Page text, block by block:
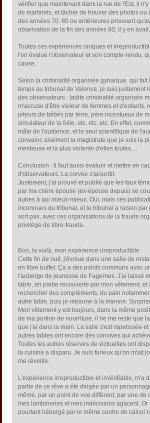
vérifier que maintenant dans la rue de l'Est, il
de martinets, et tâcher de trouver des photos ou
des années 70, 80 ou antérieures prouvant
observation de la fin des années 80, il y en avait.
Toutes ces expériences uniques et
l'on évalue l'observateur et son compte-rendu,
cause.
Selon la criminalité organisée gynarque qui fait
temps au tribunal de Valence, je suis justement
des observateurs : ladite criminalité organisée
m'accuse d'être violeur de femmes et d'enfants,
jeteurs de bébés par terre, père incestueux de
simulateur de la folie, etc. etc. etc. En effet,
mâle de l'audience, et le seul scientifique de
convainc aisément la magistrate que je suis la
menteuse et la plus violente d'elles toutes....
Conclusion : il faut aussi évaluer et mettre en
d'observateurs. La corvée s'alourdit.
Justement, j'ai prouvé et publié que les faux
par ma chère épouse (ex-épouse depuis) se
autres à qui mieux-mieux. Oui, mais ces
inconnues du tribunal, et le tribunal a raison par
sort pas, avec ces organisations de la fraude
privilège de libre-fraude.
Bon, la voilà, mon expérience irreproductible :
Cette fin de nuit, j'évolue dans une salle de
en libre buffet. Ça a des points communs avec
l'auberge de jeunesse de Fagernes. J'ai laissé
table, en partie recouverte par mon vêtement, et
rechercher des compléments, du pain
autre table, puis je retourne à la mienne.
Mon vêtement y est toujours, dans la même
de ma portion de nourriture, il ne me reste que
que j'ai dans la main. La salle s'est rapetissée
autres tables ont encore des convives qui
Toutes les autres réserves de victuailles ont
la cuisine a disparu. Je suis furieux qu'on m'ait
me réveille.
L'expérience irreproductible et invérifiable, m'a
partie de ce rêve a été dirigée par un
même, par un point de vue différent, par une de
mes lambineries et mes indécisions agacent. Or
pourtant hébergé par le même centre de calcul